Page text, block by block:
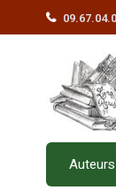
Auteurs